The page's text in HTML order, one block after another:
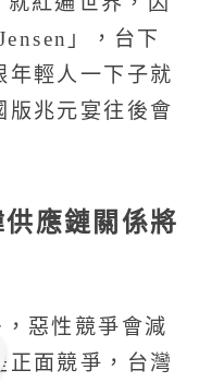
」，台下
年輕人一下子就
版兆元宴往後會
應鏈關係將
惡性競爭會減
正面競爭，台灣